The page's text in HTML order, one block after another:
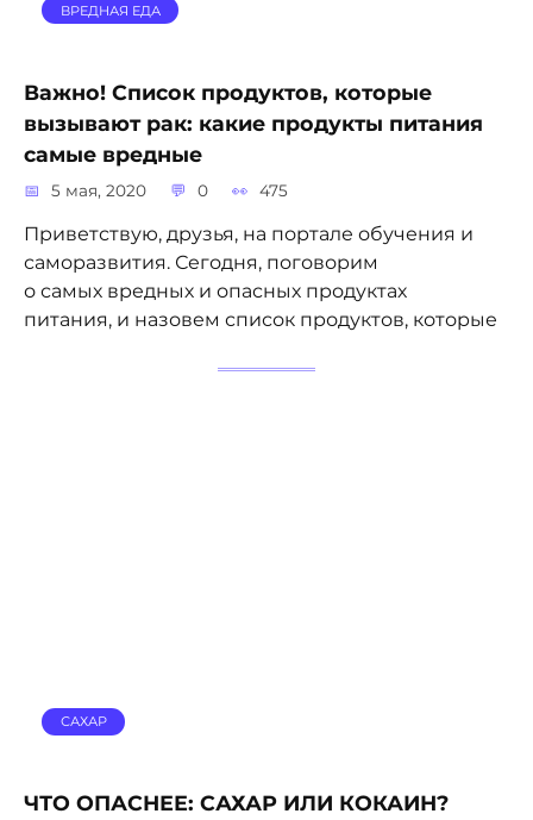
ВРЕДНАЯ ЕДА
Важно! Список продуктов, которые
вызывают рак: какие продукты питания
самые вредные
5 мая, 2020 0 475
Приветствую, друзья, на портале обучения и
саморазвития. Сегодня, поговорим
о самых вредных и опасных продуктах
питания, и назовем список продуктов, которые
САХАР
ЧТО ОПАСНЕЕ: САХАР ИЛИ КОКАИН?